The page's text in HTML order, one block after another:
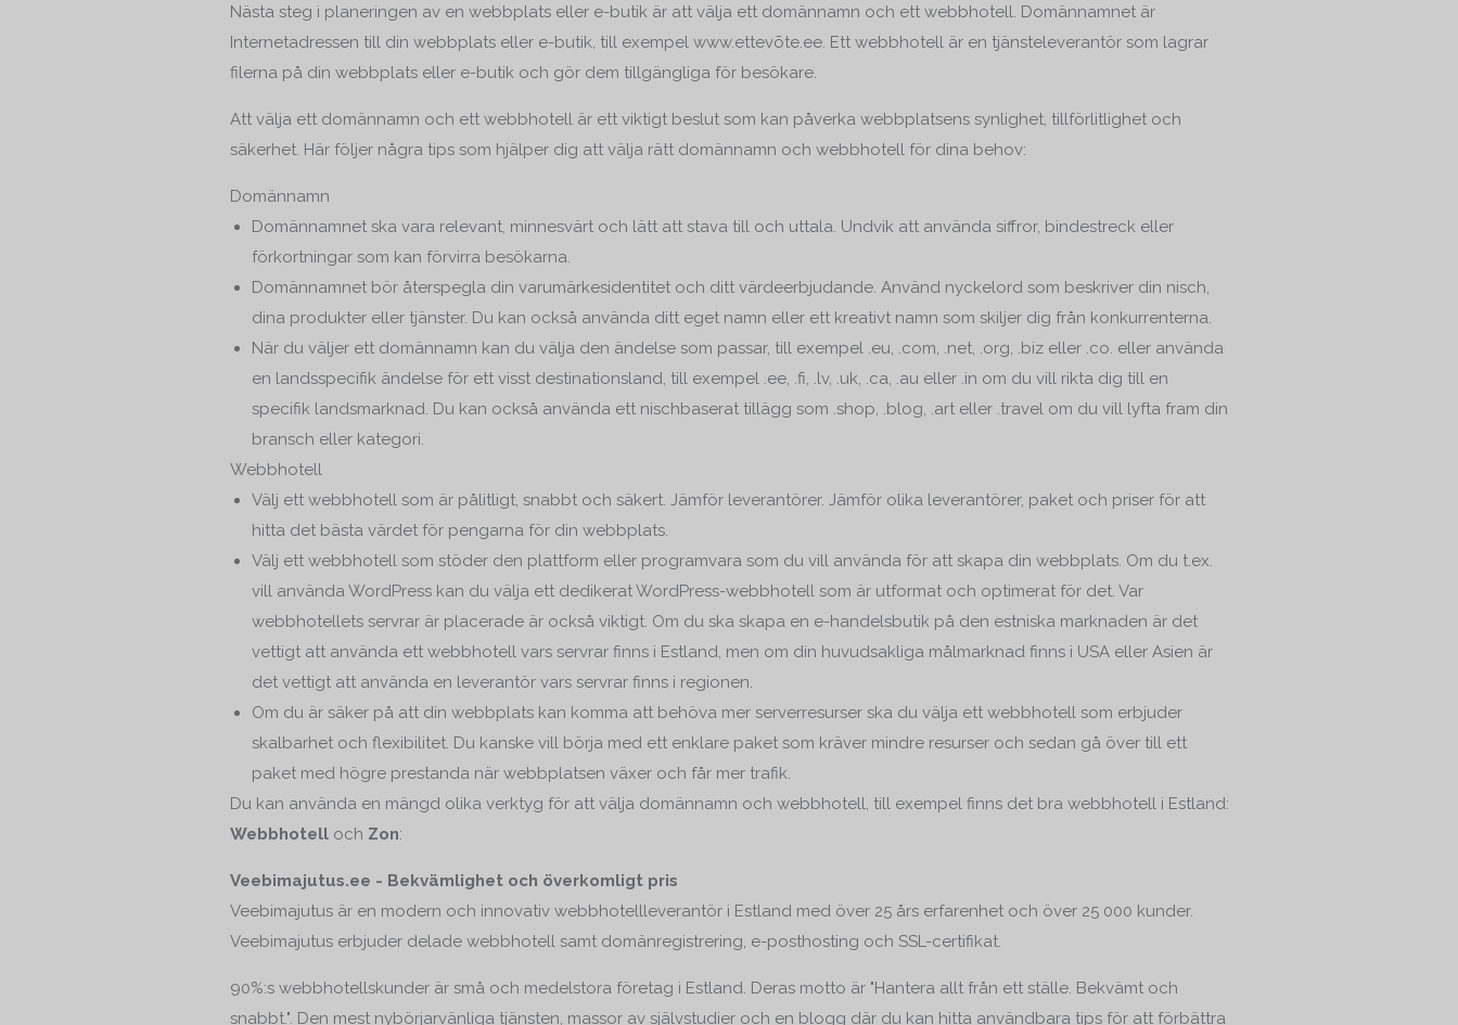
Nästa steg i planeringen av en webbplats eller e-butik är att välja ett domännamn och ett webbhotell. Domännamnet är
Internetadressen till din webbplats eller e-butik, till exempel www.ettevõte.ee. Ett webbhotell är en tjänsteleverantör som lagrar
filerna på din webbplats eller e-butik och gör dem tillgängliga för besökare.
Att välja ett domännamn och ett webbhotell är ett viktigt beslut som kan påverka webbplatsens synlighet, tillförlitlighet och
säkerhet. Här följer några tips som hjälper dig att välja rätt domännamn och webbhotell för dina behov:
Domännamn
Domännamnet ska vara relevant, minnesvärt och lätt att stava till och uttala. Undvik att använda siffror, bindestreck eller
förkortningar som kan förvirra besökarna.
Domännamnet bör återspegla din varumärkesidentitet och ditt värdeerbjudande. Använd nyckelord som beskriver din nisch,
dina produkter eller tjänster. Du kan också använda ditt eget namn eller ett kreativt namn som skiljer dig från konkurrenterna.
När du väljer ett domännamn kan du välja den ändelse som passar, till exempel .eu, .com, .net, .org, .biz eller .co. eller använda
en landsspecifik ändelse för ett visst destinationsland, till exempel .ee, .fi, .lv, .uk, .ca, .au eller .in om du vill rikta dig till en
specifik landsmarknad. Du kan också använda ett nischbaserat tillägg som .shop, .blog, .art eller .travel om du vill lyfta fram din
bransch eller kategori.
Webbhotell
Välj ett webbhotell som är pålitligt, snabbt och säkert. Jämför leverantörer. Jämför olika leverantörer, paket och priser för att
hitta det bästa värdet för pengarna för din webbplats.
Välj ett webbhotell som stöder den plattform eller programvara som du vill använda för att skapa din webbplats. Om du t.ex.
vill använda WordPress kan du välja ett dedikerat WordPress-webbhotell som är utformat och optimerat för det. Var
webbhotellets servrar är placerade är också viktigt. Om du ska skapa en e-handelsbutik på den estniska marknaden är det
vettigt att använda ett webbhotell vars servrar finns i Estland, men om din huvudsakliga målmarknad finns i USA eller Asien är
det vettigt att använda en leverantör vars servrar finns i regionen.
Om du är säker på att din webbplats kan komma att behöva mer serverresurser ska du välja ett webbhotell som erbjuder
skalbarhet och flexibilitet. Du kanske vill börja med ett enklare paket som kräver mindre resurser och sedan gå över till ett
paket med högre prestanda när webbplatsen växer och får mer trafik.
Du kan använda en mängd olika verktyg för att välja domännamn och webbhotell, till exempel finns det bra webbhotell i Estland:
Webbhotell och Zon:
Veebimajutus.ee - Bekvämlighet och överkomligt pris
Veebimajutus är en modern och innovativ webbhotellleverantör i Estland med över 25 års erfarenhet och över 25 000 kunder.
Veebimajutus erbjuder delade webbhotell samt domänregistrering, e-posthosting och SSL-certifikat.
90%:s webbhotellskunder är små och medelstora företag i Estland. Deras motto är "Hantera allt från ett ställe. Bekvämt och
snabbt.". Den mest nybörjarvänliga tjänsten, massor av självstudier och en blogg där du kan hitta användbara tips för att förbättra